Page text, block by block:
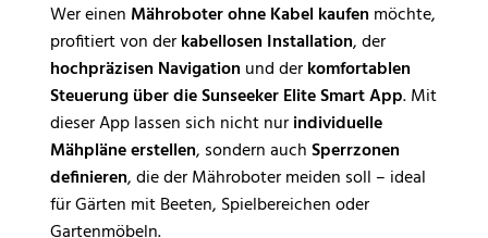
Wer einen Mähroboter ohne Kabel kaufen möchte,
profitiert von derkabellosen Installation, der
hochpräzisen Navigation und derkomfortablen
Steuerung über die Sunseeker Elite Smart App. Mit
dieser App lassen sich nicht nurindividuelle
Mähpläne erstellen, sondern auchSperrzonen
definieren, die der Mähroboter meiden soll – ideal
für Gärten mit Beeten, Spielbereichen oder